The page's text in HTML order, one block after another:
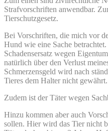
Strafvorschriften anwendbar.
Tierschutzgesetz.
Bei Vorschriften, die mich vor
Hund wie eine Sache
Schadensersatz wegen
natürlich über den Verlust
Schmerzensgeld wird nach
Tieres dem Halter nicht gewährt.
Zudem ist der Täter wegen
Hinzu kommen aber auch
sollen. Hier wird das Tier nicht